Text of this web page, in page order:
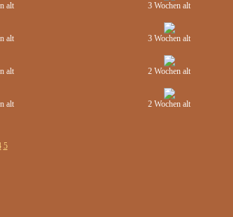
alt 3 Wochen alt
alt 3 Wochen alt
alt 2 Wochen alt
alt 2 Wochen alt
5